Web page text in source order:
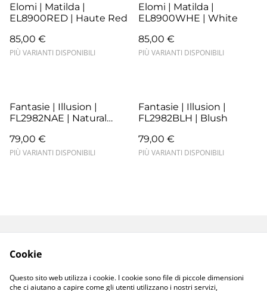
Elomi | Matilda |
EL8900RED | Haute Red
85,00 €
PIÙ VARIANTI DISPONIBILI
Elomi | Matilda |
EL8900WHE | White
85,00 €
PIÙ VARIANTI DISPONIBILI
Fantasie | Illusion |
FL2982NAE | Natural
79,00 €
PIÙ VARIANTI DISPONIBILI
Fantasie | Illusion |
FL2982BLH | Blush
79,00 €
PIÙ VARIANTI DISPONIBILI
Termini e Condizioni
Consegne
Cookie Policy
Cookie
Questo sito web utilizza i cookie. I cookie sono file di piccole dimensioni
che ci aiutano a capire come gli utenti utilizzano i nostri servizi,